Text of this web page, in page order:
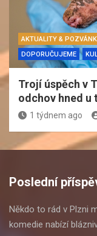
AKTUALITY &
DOPORUČUJEME
Trojí úspěch v
odchov hned u
1 týdnem ago
Poslední
Někdo to rád v Plzni
komedie nabízí